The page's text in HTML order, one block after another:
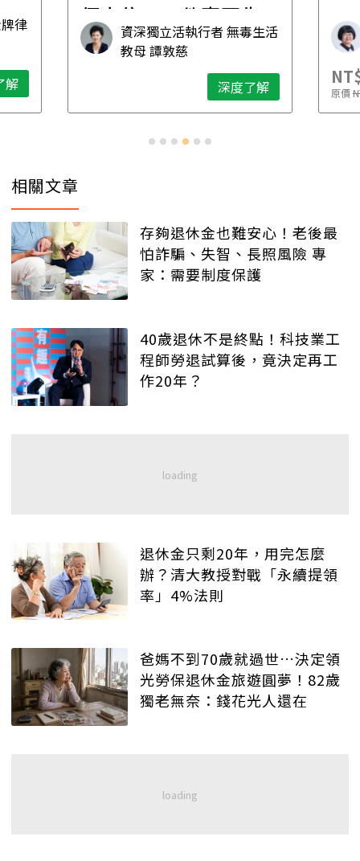
律
解
個人住，五件事要先
想清楚！資深獨立活執行者 無毒生活
教母 譚敦慈
深度了解
原價
相關文章
存夠退休金也難安心！老後最
怕詐騙、失智、長照風險 專
家：需要制度保護
40歲退休不是終點！科技業工
程師勞退試算後，竟決定再工
作20年？
退休金只剩20年，用完怎麼
辦？清大教授對戰「永續提領
率」4%法則
爸媽不到70歲就過世…決定領
光勞保退休金旅遊圓夢！82歲
獨老無奈：錢花光人還在